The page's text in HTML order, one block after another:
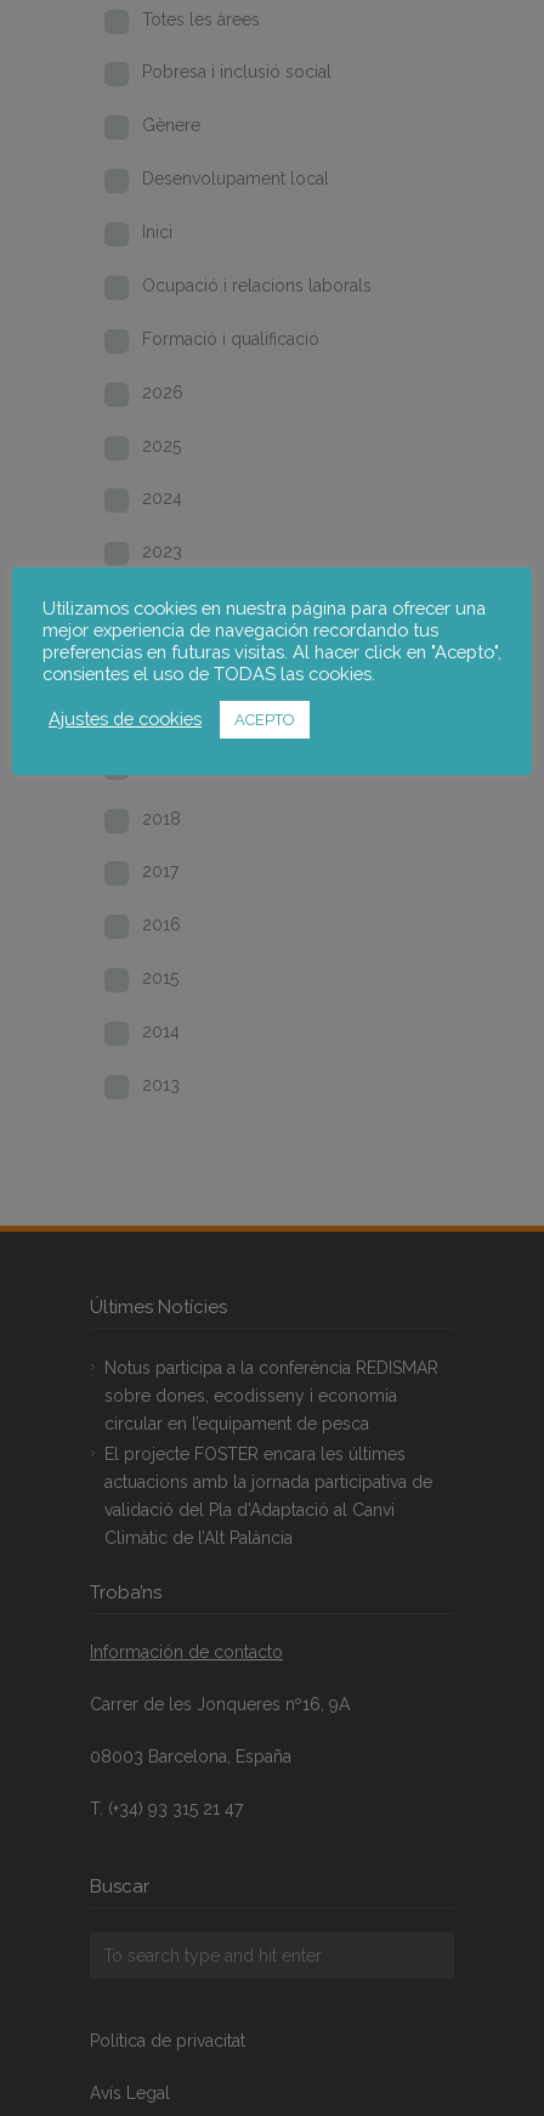
Totes les àrees
Pobresa i inclusió social
Gènere
Desenvolupament local
Inici
Ocupació i relacions laborals
Formació i qualificació
2026
2025
2024
2023
2022
2021
2020
2018
2017
2016
2015
2014
2013
Últimes Notícies
Notus participa a la conferència REDISMAR
sobre dones, ecodisseny i economia
circular en l’equipament de pesca
El projecte FOSTER encara les últimes
actuacions amb la jornada participativa de
validació del Pla d’Adaptació al Canvi
Climàtic de l’Alt Palància
Troba’ns
Información de contacto
Carrer de les Jonqueres nº16, 9A
08003 Barcelona, España
T. (+34) 93 315 21 47
Buscar
Política de privacitat
Avís Legal
Utilizamos cookies en nuestra página para ofrecer una
mejor experiencia de navegación recordando tus
preferencias en futuras visitas. Al hacer click en "Acepto",
consientes el uso de TODAS las cookies.
Ajustes de cookies ACEPTO